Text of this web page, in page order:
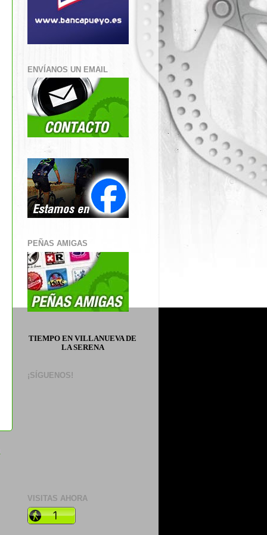
ENVÍANOS UN EMAIL
PEÑAS AMIGAS
TIEMPO EN VILLANUEVA DE
LA SERENA
¡SÍGUENOS!
VISITAS AHORA